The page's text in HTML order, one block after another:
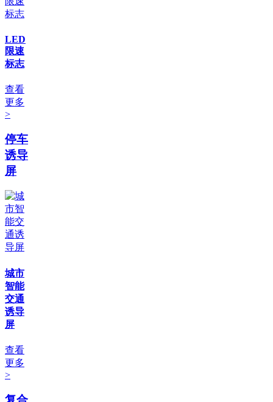
LED
限速
标志
查看
更多
>
停车
诱导
屏
城市
智能
交通
诱导
屏
查看
更多
>